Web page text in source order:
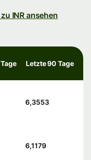
INR ansehen
Letzte 90 Tage
6,3553
6,1179